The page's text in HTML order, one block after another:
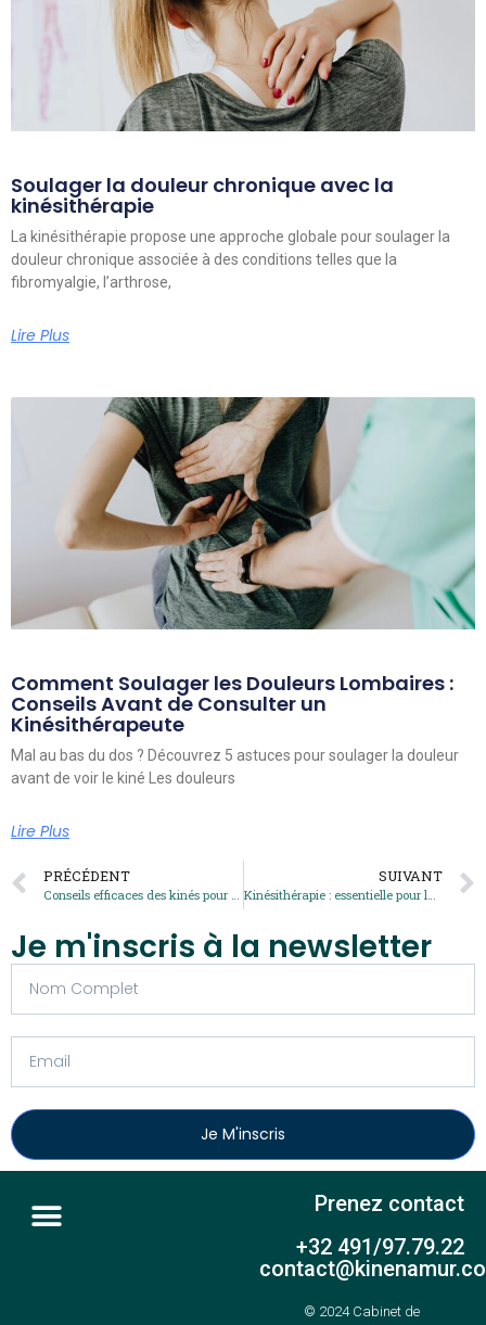
Soulager la douleur chronique avec la
kinésithérapie
La kinésithérapie propose une approche globale pour soulager la
douleur chronique associée à des conditions telles que la
fibromyalgie, l’arthrose,
Lire Plus
Comment Soulager les Douleurs Lombaires :
Conseils Avant de Consulter un
Kinésithérapeute
Mal au bas du dos ? Découvrez 5 astuces pour soulager la douleur
avant de voir le kiné Les douleurs
Lire Plus
PRÉCÉDENT SUIVANT
Je m'inscris à la newsletter
Je M'inscris
Prenez contact
+32 491/97.79.22
© 2024 Cabinet de